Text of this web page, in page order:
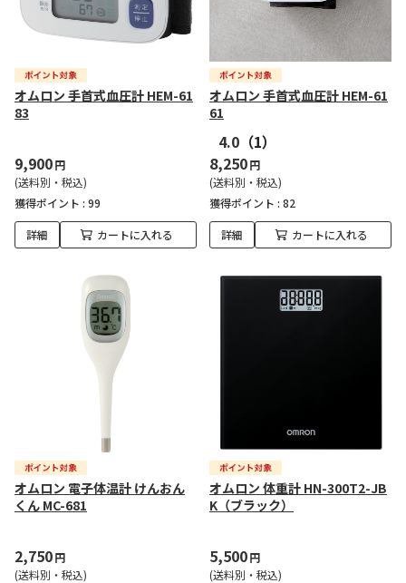
オムロン 手首式血圧計 HEM-61
83
9,900円
(送料別・税込)
獲得ポイント : 99
詳細 カートに入れる
オムロン 手首式血圧計 HEM-61
61
4.0 （1）
8,250円
(送料別・税込)
獲得ポイント : 82
詳細 カートに入れる
オムロン 電子体温計 けんおん
くん MC-681
2,750円
(送料別・税込)
オムロン 体重計 HN-300T2-JB
K（ブラック）
5,500円
(送料別・税込)